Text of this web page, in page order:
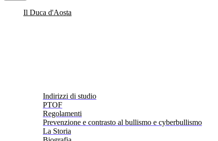
Il Duca d'Aosta
Indirizzi di studio
PTOF
Regolamenti
Prevenzione e contrasto al bullismo e cyberbullismo
La Storia